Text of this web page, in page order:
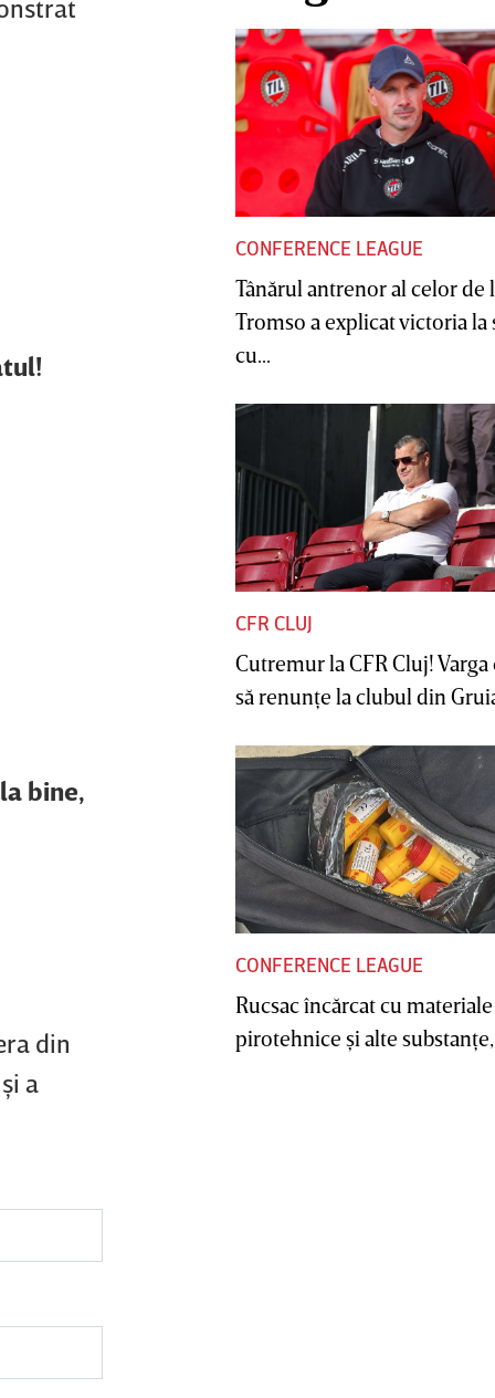
bine,
din
a
CONFERENCE LEAGUE
Tânărul antrenor al celor de
Tromso a explicat victoria la
cu...
CFR CLUJ
Cutremur la CFR Cluj! Varga
să renunţe la clubul din
CONFERENCE LEAGUE
Rucsac încărcat cu materiale
pirotehnice şi alte substanţe,